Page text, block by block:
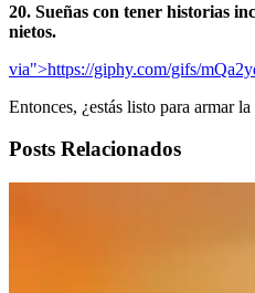
20. Sueñas con tener historias
nietos.
via">https://giphy.com/gifs/
Entonces, ¿estás listo para armar
Posts Relacionados